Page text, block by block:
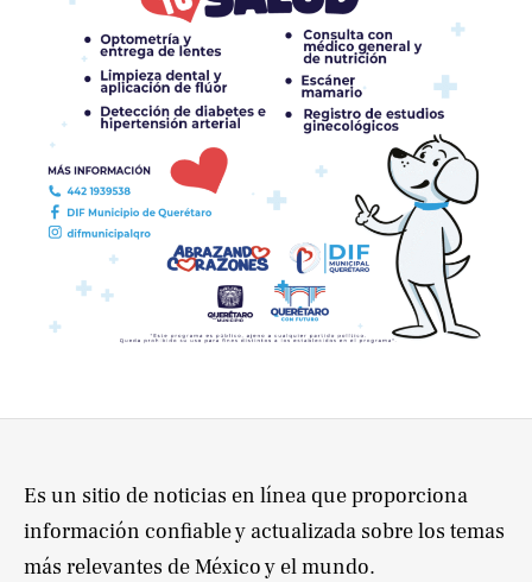
Es un sitio de noticias en línea que proporciona
información confiable y actualizada sobre los temas
más relevantes de México y el mundo.